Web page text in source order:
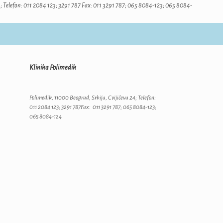
011 2084 123; 3291 787 Fax: 011 3291 787; 065 8084-123; 065 8084-
Klinika Polimedik
Polimedik, 11000 Beograd, Srbija, Cvijićeva 24; Telefon:
011 2084 123; 3291 787Fax: 011 3291 787; 065 8084-123;
065 8084-124